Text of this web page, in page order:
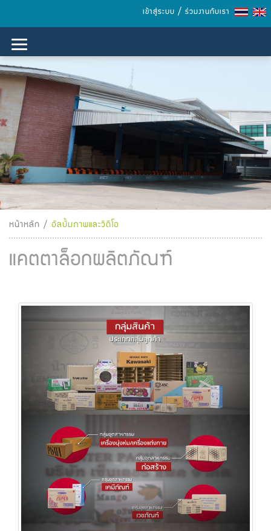
เข้าสู่ระบบ / ร่วมงานกับเรา
หน้าหลัก / อัลบั้มภาพและวิดีโอ
แคตตาล็อกผลิตภัณฑ์